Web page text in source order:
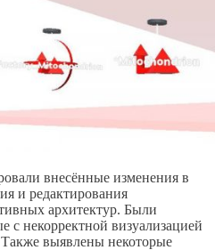
внесённые изменения в
и редактирования
архитектур. Были
с некорректной визуализацией
выявлены некоторые